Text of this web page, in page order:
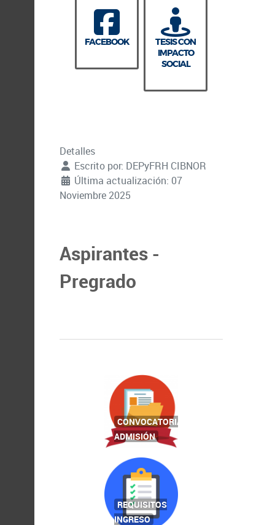
FACEBOOK
TESIS CON
IMPACTO
SOCIAL
Detalles
Escrito por: DEPyFRH CIBNOR
Última actualización: 07
Noviembre 2025
Aspirantes -
Pregrado
CONVOCATORIAS
ADMISIÓN
REQUISITOS
INGRESO